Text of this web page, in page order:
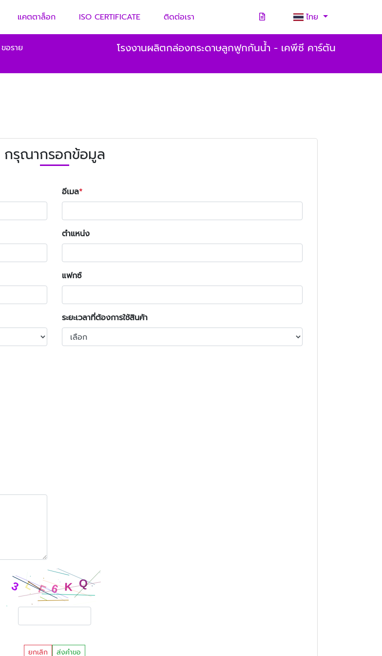
แคตตาล็อก ISO CERTIFICATE ติดต่อเรา ไทย
ขอราย
โรงงานผลิตกล่องกระดาษลูกฟูกกันน้ำ - เคพีซี คาร์ตัน
กรุณากรอกข้อมูล
อีเมล
ตำแหน่ง
แฟกซ์
ระยะเวลาที่ต้องการใช้สินค้า
ยกเลิก ส่งคำขอ